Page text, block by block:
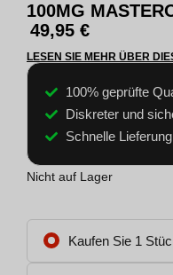
100MG
49,95 €
LESEN SIE MEHR ÜBER
100% geprüfte
Diskreter und
Schnelle Lieferung
Nicht auf Lager
Kaufen Sie 1